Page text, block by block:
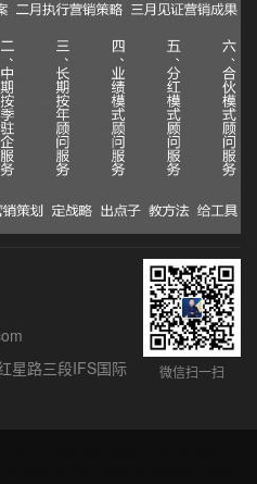
微信扫一扫
星路三段IFS国际